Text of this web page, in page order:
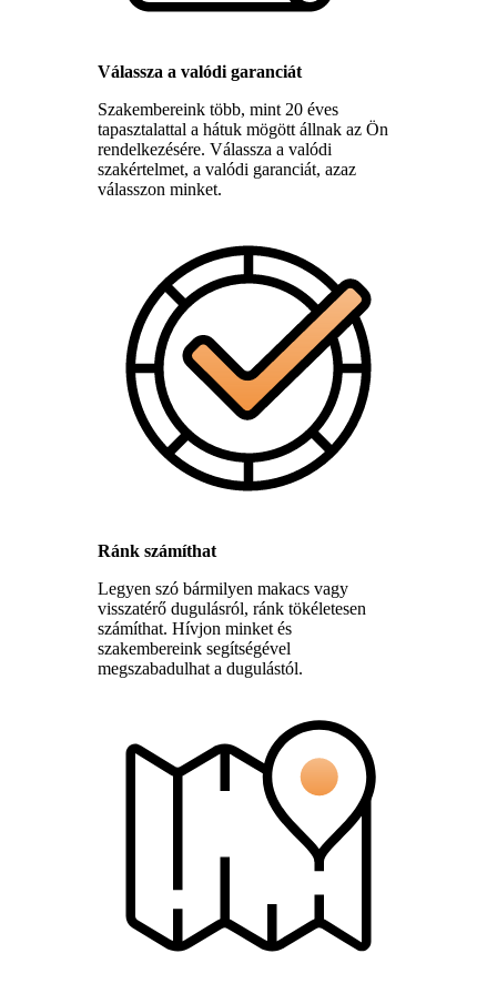
Válassza a valódi garanciát
Szakembereink több, mint 20 éves
tapasztalattal a hátuk mögött állnak az Ön
rendelkezésére. Válassza a valódi
szakértelmet, a valódi garanciát, azaz
válasszon minket.
Ránk számíthat
Legyen szó bármilyen makacs vagy
visszatérő dugulásról, ránk tökéletesen
számíthat. Hívjon minket és
szakembereink segítségével
megszabadulhat a dugulástól.